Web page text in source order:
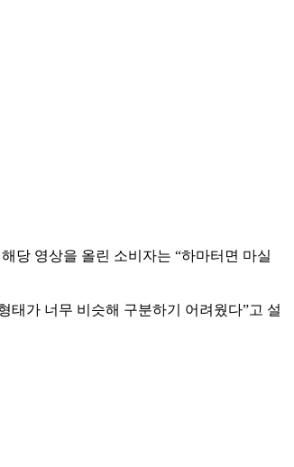
당 영상을 올린 소비자는 “하마터면 마실
태가 너무 비슷해 구분하기 어려웠다”고 설